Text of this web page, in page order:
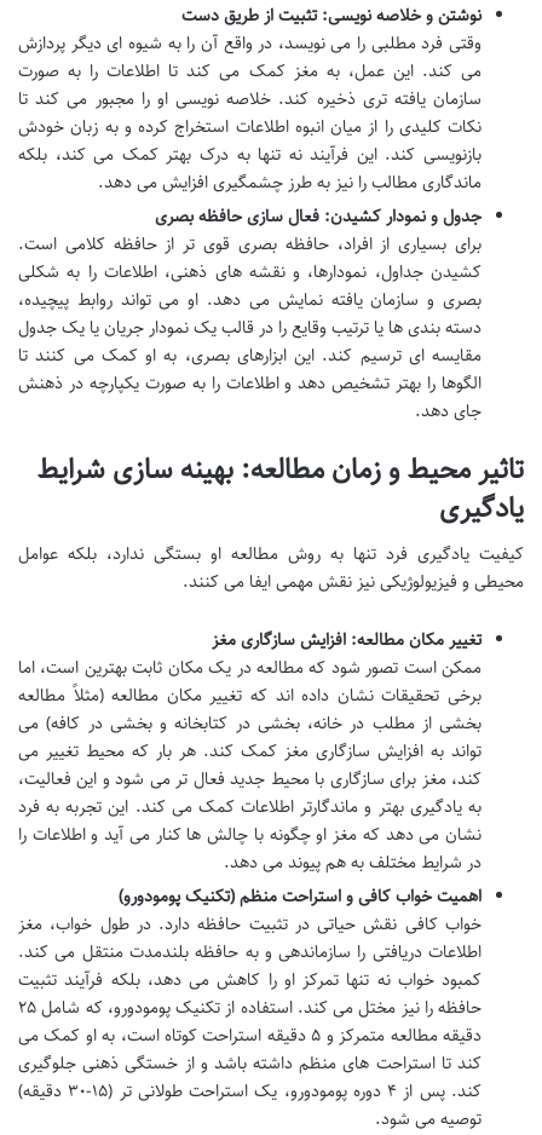
نوشتن و خلاصه نویسی: تثبیت از طریق دست
وقتی فرد مطلبی را می نویسد، در واقع آن را به شیوه ای دیگر پردازش
می کند. این عمل، به مغز کمک می کند تا اطلاعات را به صورت
سازمان یافته تری ذخیره کند. خلاصه نویسی او را مجبور می کند تا
نکات کلیدی را از میان انبوه اطلاعات استخراج کرده و به زبان خودش
بازنویسی کند. این فرآیند نه تنها به درک بهتر کمک می کند، بلکه
ماندگاری مطالب را نیز به طرز چشمگیری افزایش می دهد.
جدول و نمودار کشیدن: فعال سازی حافظه بصری
برای بسیاری از افراد، حافظه بصری قوی تر از حافظه کلامی است.
کشیدن جداول، نمودارها، و نقشه های ذهنی، اطلاعات را به شکلی
بصری و سازمان یافته نمایش می دهد. او می تواند روابط پیچیده،
دسته بندی ها یا ترتیب وقایع را در قالب یک نمودار جریان یا یک جدول
مقایسه ای ترسیم کند. این ابزارهای بصری، به او کمک می کنند تا
الگوها را بهتر تشخیص دهد و اطلاعات را به صورت یکپارچه در ذهنش
جای دهد.
تاثیر محیط و زمان مطالعه: بهینه سازی شرایط
یادگیری
کیفیت یادگیری فرد تنها به روش مطالعه او بستگی ندارد، بلکه عوامل
محیطی و فیزیولوژیکی نیز نقش مهمی ایفا می کنند.
تغییر مکان مطالعه: افزایش سازگاری مغز
ممکن است تصور شود که مطالعه در یک مکان ثابت بهترین است، اما
برخی تحقیقات نشان داده اند که تغییر مکان مطالعه (مثلاً مطالعه
بخشی از مطلب در خانه، بخشی در کتابخانه و بخشی در کافه) می
تواند به افزایش سازگاری مغز کمک کند. هر بار که محیط تغییر می
کند، مغز برای سازگاری با محیط جدید فعال تر می شود و این فعالیت،
به یادگیری بهتر و ماندگارتر اطلاعات کمک می کند. این تجربه به فرد
نشان می دهد که مغز او چگونه با چالش ها کنار می آید و اطلاعات را
در شرایط مختلف به هم پیوند می دهد.
اهمیت خواب کافی و استراحت منظم (تکنیک پومودورو)
خواب کافی نقش حیاتی در تثبیت حافظه دارد. در طول خواب، مغز
اطلاعات دریافتی را سازماندهی و به حافظه بلندمدت منتقل می کند.
کمبود خواب نه تنها تمرکز او را کاهش می دهد، بلکه فرآیند تثبیت
حافظه را نیز مختل می کند. استفاده از تکنیک پومودورو، که شامل ۲۵
دقیقه مطالعه متمرکز و ۵ دقیقه استراحت کوتاه است، به او کمک می
کند تا استراحت های منظم داشته باشد و از خستگی ذهنی جلوگیری
کند. پس از ۴ دوره پومودورو، یک استراحت طولانی تر (۱۵-۳۰ دقیقه)
توصیه می شود.